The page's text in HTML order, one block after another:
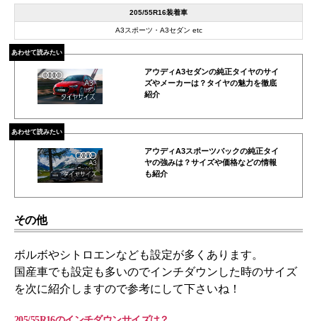
205/55R16装着車
A3スポーツ・A3セダン etc
あわせて読みたい
アウディA3セダンの純正タイヤのサイ
ズやメーカーは？タイヤの魅力を徹底
紹介
あわせて読みたい
アウディA3スポーツバックの純正タイ
ヤの強みは？サイズや価格などの情報
も紹介
その他
ボルボやシトロエンなども設定が多くあります。
国産車でも設定も多いのでインチダウンした時のサイズ
を次に紹介しますので参考にして下さいね！